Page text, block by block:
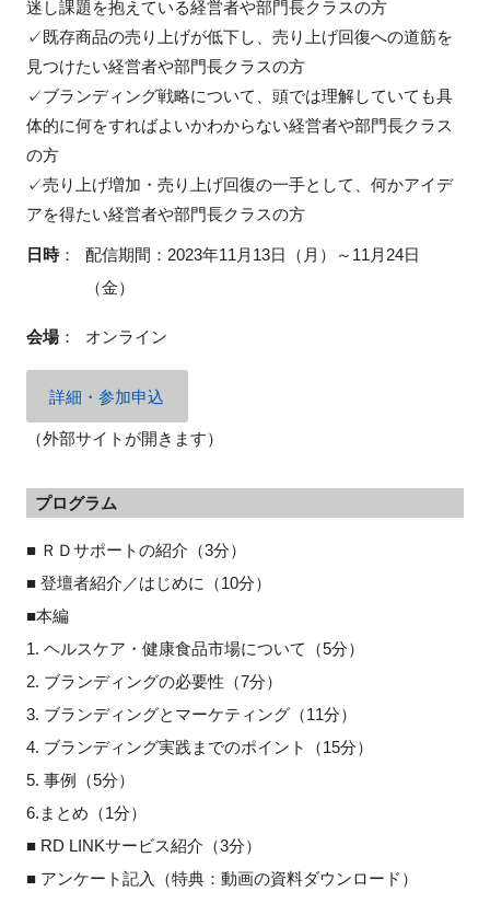
迷し課題を抱えている経営者や部門長クラスの方
✓既存商品の売り上げが低下し、売り上げ回復への道筋を
見つけたい経営者や部門長クラスの方
✓ブランディング戦略について、頭では理解していても具
体的に何をすればよいかわからない経営者や部門長クラス
の方
✓売り上げ増加・売り上げ回復の一手として、何かアイデ
アを得たい経営者や部門長クラスの方
日時：
配信期間：2023年11月13日（月）～11月24日
（金）
会場： オンライン
詳細・参加申込
（外部サイトが開きます）
プログラム
■ ＲＤサポートの紹介（3分）
■ 登壇者紹介／はじめに（10分）
■本編
1. ヘルスケア・健康食品市場について（5分）
2. ブランディングの必要性（7分）
3. ブランディングとマーケティング（11分）
4. ブランディング実践までのポイント（15分）
5. 事例（5分）
6.まとめ（1分）
■ RD LINKサービス紹介（3分）
■ アンケート記入（特典：動画の資料ダウンロード）